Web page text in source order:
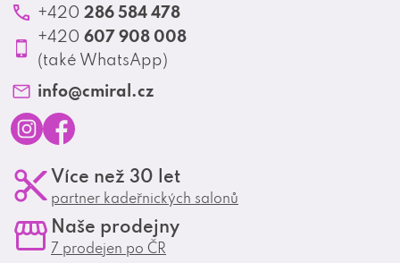
Ochrana osobních údajů
Produktové katalogy
Profesionální spolupráce
Matrix Club
+420 286 584 478
+420 607 908 008
(také WhatsApp)
info@cmiral.cz
n
s
a
e
Více než 30 let
partner kadeřnických salonů
Naše prodejny
7 prodejen po ČR